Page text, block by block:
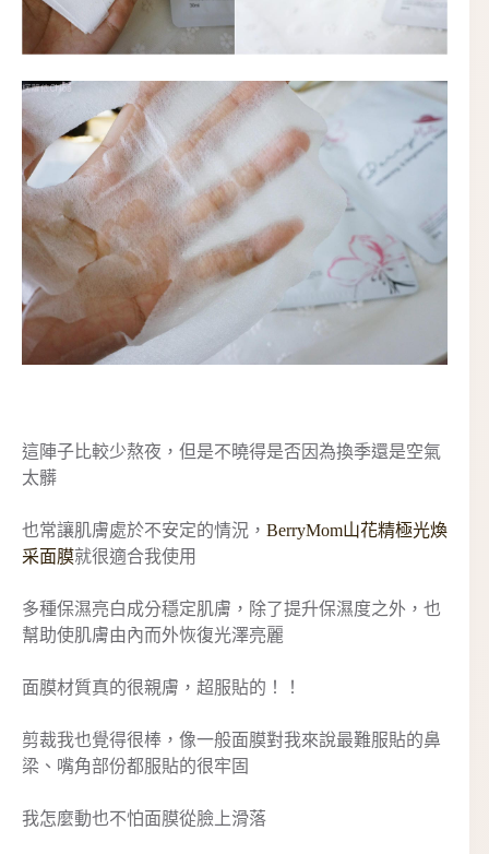
這陣子比較少熬夜，但是不曉得是否因為換季還是空氣
太髒
也常讓肌膚處於不安定的情況， BerryMom山花精極光煥
采面膜就很適合我使用
多種保濕亮白成分穩定肌膚，除了提升保濕度之外，也
幫助使肌膚由內而外恢復光澤亮麗
面膜材質真的很親膚，超服貼的！！
剪裁我也覺得很棒，像一般面膜對我來說最難服貼的鼻
梁、嘴角部份都服貼的很牢固
我怎麼動也不怕面膜從臉上滑落